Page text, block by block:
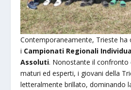
Contemporaneamente, Trieste ha
i Campionati Regionali
Assoluti. Nonostante il
maturi ed esperti, i giovani della
letteralmente brillato, dominando